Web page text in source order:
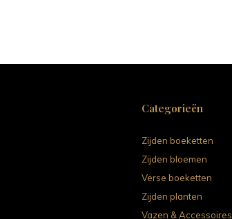
Categorieën
Zijden boeketten
Zijden bloemen
Verse boeketten
Zijden planten
Vazen & Accessoires